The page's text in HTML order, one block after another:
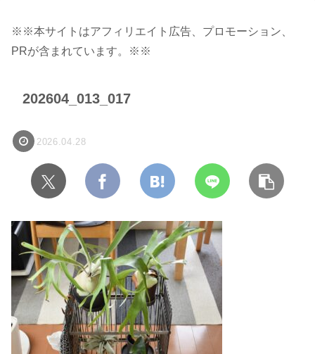
※※本サイトはアフィリエイト広告、プロモーション、
PRが含まれています。※※
202604_013_017
2026.04.28